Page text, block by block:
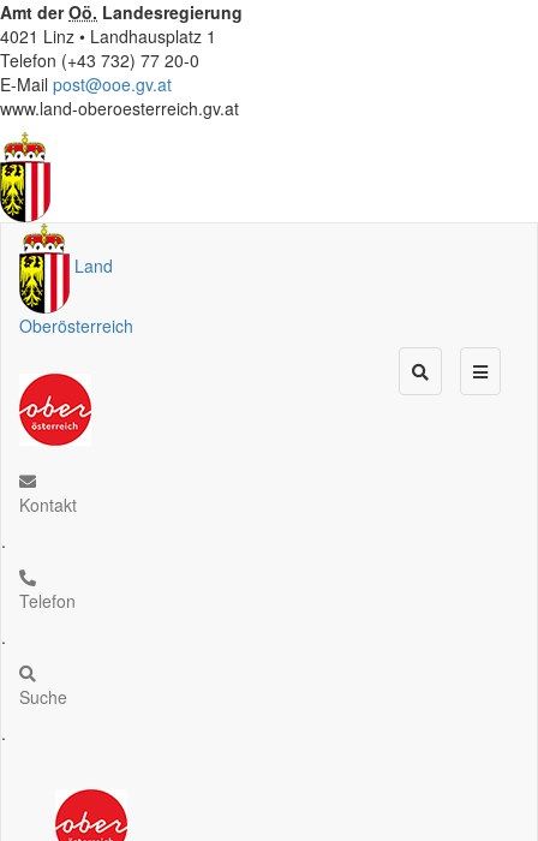
Amt derOö. Landesregierung
4021 Linz • Landhausplatz 1
Telefon (+43 732) 77 20-0
E-Mail post@ooe.gv.at
www.land-oberoesterreich.gv.at
Land
Oberösterreich
Kontakt
.
Telefon
.
Suche
.